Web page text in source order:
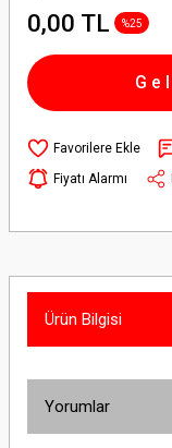
0,00 TL %25
Fiyatı Alarmı
Ürün Bilgisi
Yorumlar